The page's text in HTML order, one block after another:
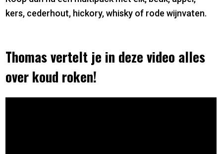
kers, cederhout, hickory, whisky of rode wijnvaten.
Thomas vertelt je in deze video alles
over koud roken!